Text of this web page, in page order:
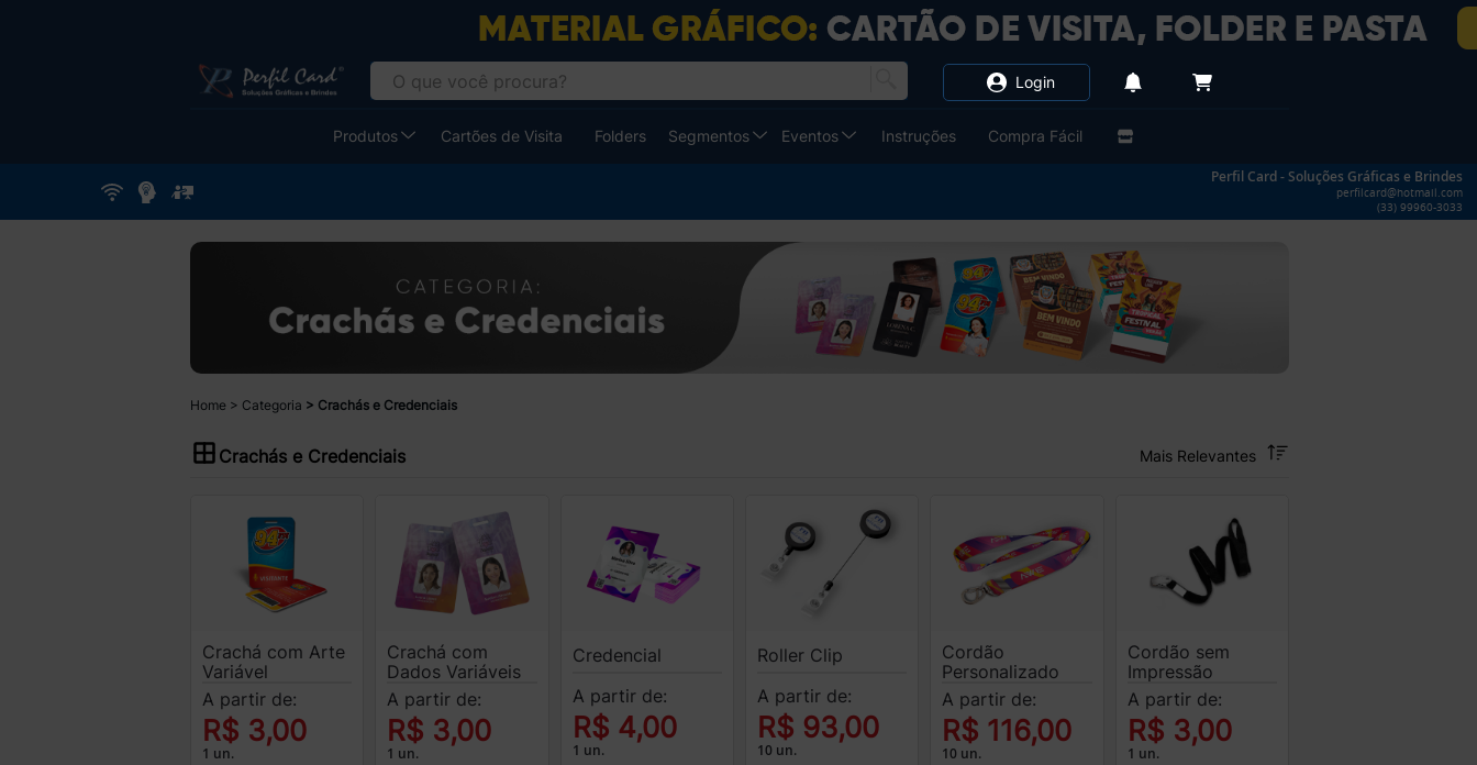
Produtos Cartões de Visita Folders Segmentos Eventos Instruções Compra Fácil
Login
Perfil Card - Soluções Gráficas e Brindes
perfilcard@hotmail.com
(33) 99960-3033
Home Categoria Crachás e Credenciais
Crachás e Credenciais
Crachá com Arte
Variável
A partir de:
R$ 3,00
1 un.
Crachá com
Dados Variáveis
A partir de:
R$ 3,00
1 un.
Credencial
A partir de:
R$ 4,00
1 un.
Roller Clip
A partir de:
R$ 93,00
10 un.
Cordão
Personalizado
A partir de:
R$ 116,00
10 un.
Cordão sem
Impressão
A partir de:
R$ 3,00
1 un.